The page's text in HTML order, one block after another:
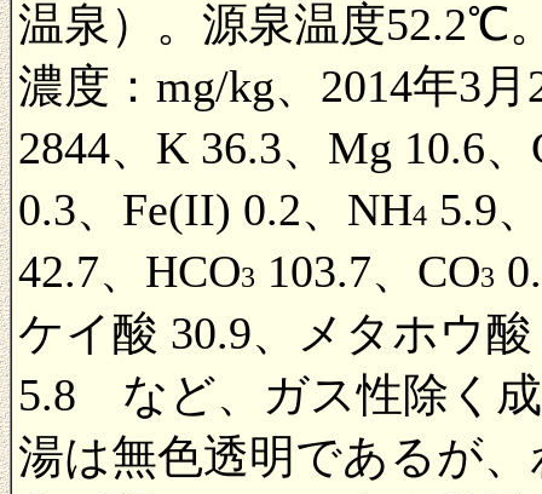
温泉）。源泉温度52.2℃
濃度：mg/kg、2014年3
2844、K 36.3、Mg 10.6
0.3、Fe(II) 0.2、NH4 5.9
42.7、HCO3 103.7、CO3
ケイ酸 30.9、メタホウ酸
5.8 など、ガス性除く成
湯は無色透明であるが